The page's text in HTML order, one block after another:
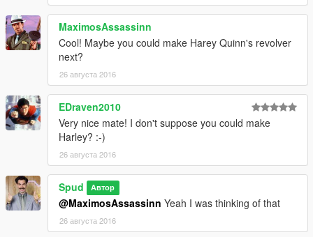
MaximosAssassinn
Cool! Maybe you could make Harey Quinn's revolver
next?
26 августа 2016
EDraven2010
Very nice mate! I don't suppose you could make
Harley? :-)
26 августа 2016
Spud Автор
@MaximosAssassinn Yeah I was thinking of that
26 августа 2016